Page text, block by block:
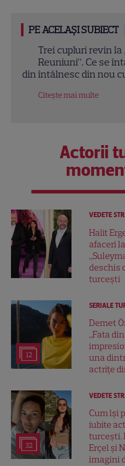
PE ACELAȘI SUBIECT
Trei cupluri revin la
Reuniuni”. Ce se
întâlnesc din nou cu
Citește mai multe
Actorii
VEDETE
Halit
afaceri
deschis
turcești
12
SERIALE
Demet
„Fata
una
actrițe
32
VEDETE
Cum își
iubite
turcești.
Erçel și
imagini